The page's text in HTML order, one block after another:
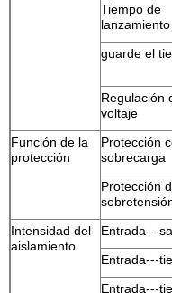
Tiempo de
lanzamiento
guarde el
Regulación
voltaje
Función de la
protección
Protección
sobrecarga
Protección
Intensidad del
aislamiento
Entrada---
Entrada---
Entrada---